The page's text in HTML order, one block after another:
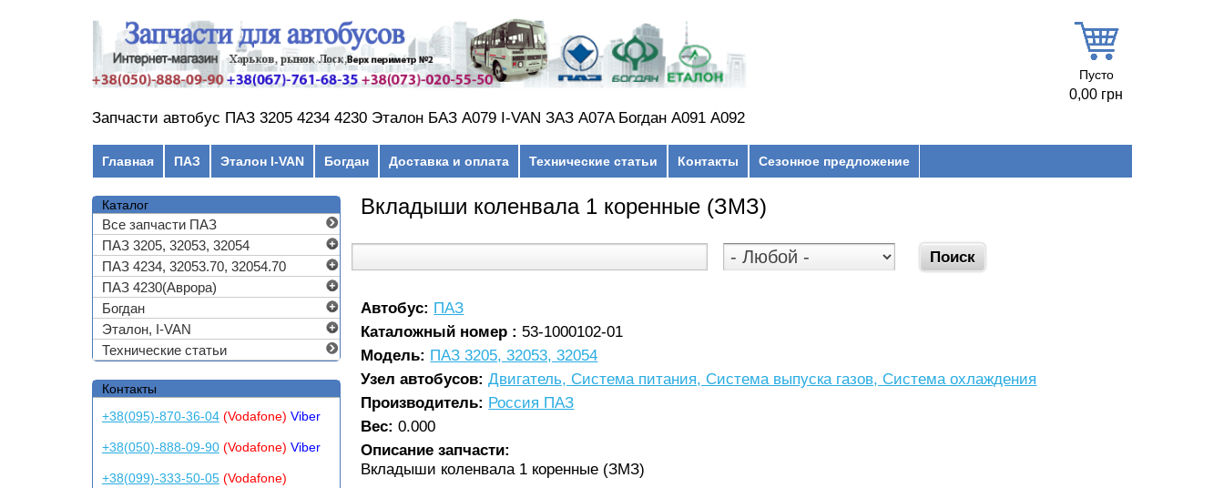
Пусто
0,00 грн
Запчасти автобус ПАЗ 3205 4234 4230 Эталон БАЗ А079 I-VAN ЗАЗ A07A Богдан А091 А092
Главная ПАЗ Эталон I-VAN Богдан Доставка и оплата Технические статьи Контакты Сезонное предложение
Вкладыши коленвала 1 коренные (ЗМЗ)
Автобус: ПАЗ
Каталожный номер : 53-1000102-01
Модель: ПАЗ 3205, 32053, 32054
Узел автобусов:Двигатель, Система питания, Система выпуска газов, Система охлаждения
Производитель: Россия ПАЗ
Вес:0.000
Описание запчасти:
Вкладыши коленвала 1 коренные (ЗМЗ)
Каталог
Все запчасти ПАЗ
ПАЗ 3205, 32053, 32054
ПАЗ 4234, 32053.70, 32054.70
ПАЗ 4230(Аврора)
Богдан
Эталон, I-VAN
Технические статьи
Контакты
+38(095)-870-36-04(Vodafone) Viber
+38(050)-888-09-90(Vodafone) Viber
+38(099)-333-50-05(Vodafone)